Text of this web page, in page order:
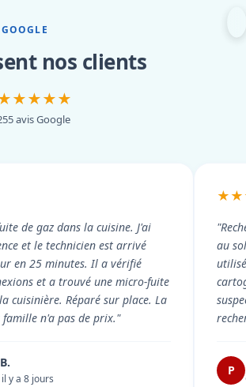
nos clients
avis Google
de gaz dans la cuisine. J'ai
et le technicien est arrivé
en 25 minutes. Il a vérifié
et a trouvé une micro-fuite
cuisinière. Réparé sur place. La
famille n'a pas de prix."
y a 8 jours
au
P